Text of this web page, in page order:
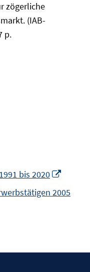
zögerliche
(IAB-
p.
bis 2020
a
2005